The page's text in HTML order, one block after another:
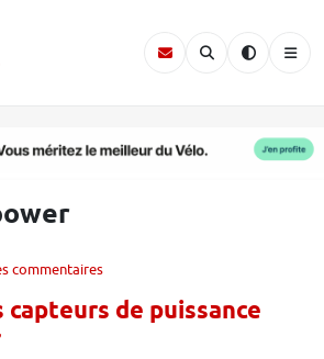
commentaires
capteurs de puissance